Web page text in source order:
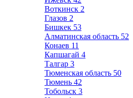
Воткинск 2
Глазов 2
Бишкек 53
Алматинская область 52
Конаев 11
Капшагай 4
Талгар 3
Тюменская область 50
Тюмень 42
Тобольск 3